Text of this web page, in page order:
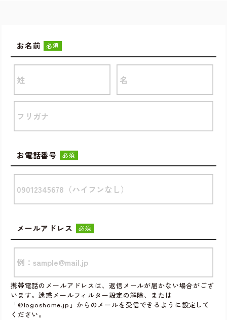
お名前 必須
お電話番号 必須
メールアドレス 必須
携帯電話のメールアドレスは、返信メールが届かない場合がござ
います。迷惑メールフィルター設定の解除、または
「@logoshome.jp」からのメールを受信できるように設定して
ください。